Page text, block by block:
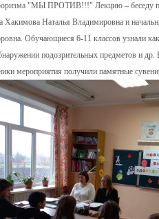
"МЫ ПРОТИВ!!!" Лекцию – беседу
Хакимова Наталья Владимировна и
Обучающиеся 6-11 классов узнали как
подозрительных предметов и
мероприятия получили памятные